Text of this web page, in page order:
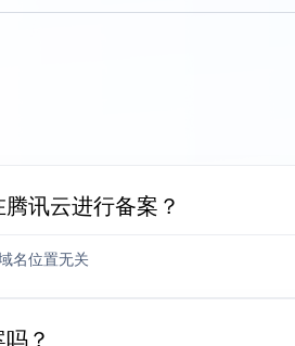
讯云进行备案？
名位置无关
？